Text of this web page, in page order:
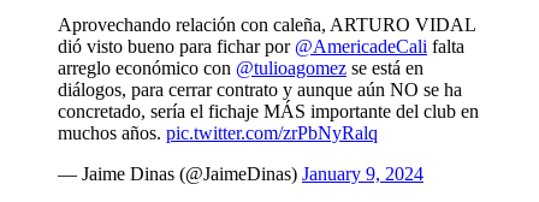
Aprovechando relación con caleña, ARTURO VIDAL
dió visto bueno para fichar por @AmericadeCali falta
arreglo económico con @tulioagomez se está en
diálogos, para cerrar contrato y aunque aún NO se ha
concretado, sería el fichaje MÁS importante del club en
muchos años. pic.twitter.com/zrPbNyRalq
— Jaime Dinas (@JaimeDinas) January 9, 2024